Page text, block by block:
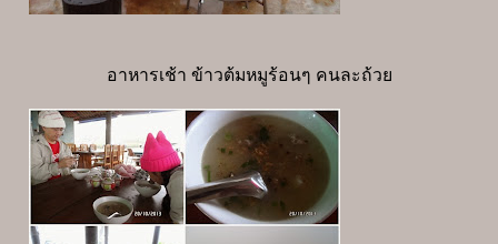
อาหารเช้า ข้าวต้มหมูร้อนๆ คนละถ้วย